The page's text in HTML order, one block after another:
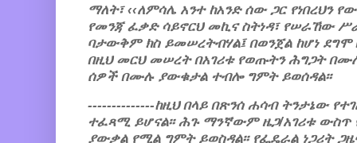
ማለት፣ ‹‹ለምሳሌ አንተ ከአንድ ሰው ጋር የነበረህን
የመንጃ ፈቃድ ሳይኖርህ መኪና ስትነዳ፣ የሠራኸው
ባታውቅም ክስ ይመሠረትብሃል፤ በወንጀል ከሆነ ደግሞ
በዚህ መርህ መሠረት በአገሪቱ የወጡትን ሕግጋት
ሰዎች በሙሉ ያውቁታል ተብሎ ግምት ይወሰዳል፡፡
--------------ከዚህ በላይ በጽንሰ ሐሳብ ትንታኔው
ተፈጻሚ ይሆናል፡፡ ሕጉ ማንኛውም ዜጋ/አገሪቱ ውስጥ
ያውቃል የሚል ግምት ይወስዳል፡፡ የፌዴራል ነጋሪት